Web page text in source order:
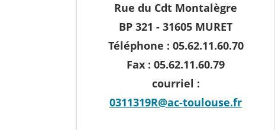
Rue du Cdt Montalègre
BP 321 - 31605 MURET
Téléphone : 05.62.11.60.70
Fax : 05.62.11.60.79
courriel :
0311319R@ac-toulouse.fr